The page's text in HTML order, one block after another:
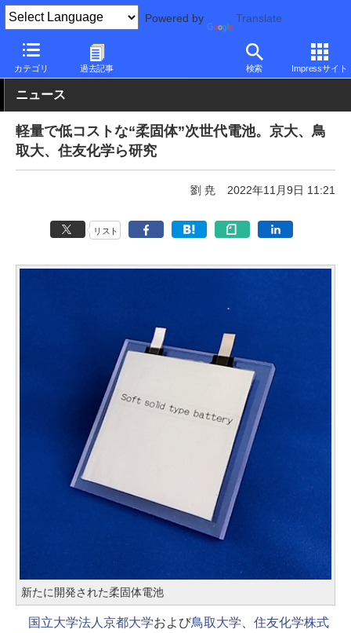
Powered by Translate
カテゴリ 過去記事 検索 Impressサイト
PC Watch 市場 技術
ニュース
軽量で低コストな“柔固体”次世代電池。京大、鳥
取大、住友化学ら研究
劉 尭 2022年11月9日 11:21
リスト
新たに開発された柔固体電池
国立大学法人京都大学および鳥取大学
住友化学株式